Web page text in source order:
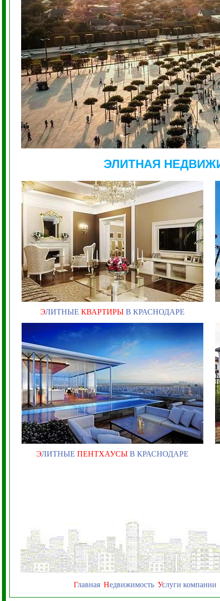
ЭЛИТНАЯ
ЭЛИТНЫЕ КВАРТИРЫ В КРАСНОДАРЕ
ЭЛИТНЫЕ ПЕНТХАУСЫ В КРАСНОДАРЕ
Главная Недвижимость Услуги компании